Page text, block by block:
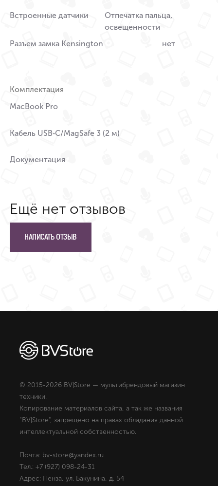
Встроенные датчики
Отпечатка пальца,
освещенности
Разъем замка Kensington
нет
Комплектация
MacBook Pro
Кабель USB‑C/MagSafe 3 (2 м)
Документация
Ещё нет отзывов
НАПИСАТЬ ОТЗЫВ
© 2015-2026 BV|Store — мультибрендовый магазин
техники.
Копирование материалов сайта, а так же названия
"BV|Store", запрещено на правах обладания данной
интеллектуальной собственностью.
Почта: bv-store@yandex.ru
Тел.: +7 (927) 098-24-31
Адрес: Пенза, ул. Бакунина, д. 54